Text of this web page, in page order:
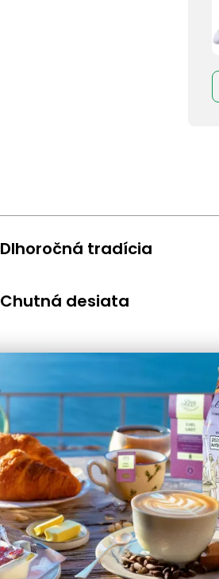
Dlhoročná tradícia
Chutná desiata